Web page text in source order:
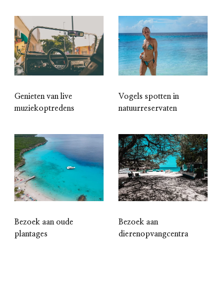
Genieten van live
muziekoptredens
Vogels spotten in
natuurreservaten
Bezoek aan oude
plantages
Bezoek aan
dierenopvangcentra